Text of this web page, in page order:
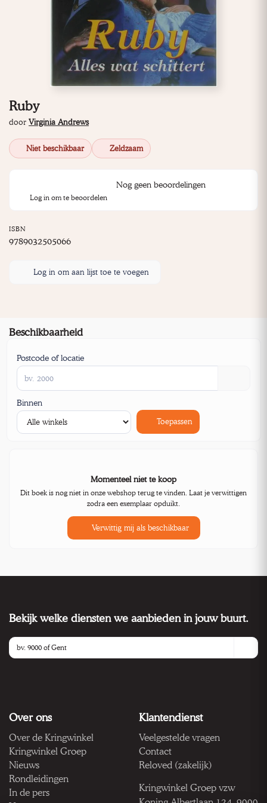
Ruby
door Virginia Andrews
Niet beschikbaar Zeldzaam
Nog geen beoordelingen
Log in om te beoordelen
ISBN
9789032505066
Log in om aan lijst toe te voegen
Beschikbaarheid
Postcode of locatie
Binnen
Toepassen
Momenteel niet te koop
Dit boek is nog niet in onze webshop terug te vinden. Laat je verwittigen
zodra een exemplaar opduikt.
Verwittig mij als beschikbaar
Bekijk welke diensten we aanbieden in jouw buurt.
Over ons
Over de Kringwinkel
Kringwinkel Groep
Nieuws
Rondleidingen
In de pers
Klantendienst
Veelgestelde vragen
Contact
Reloved (zakelijk)
Kringwinkel Groep vzw